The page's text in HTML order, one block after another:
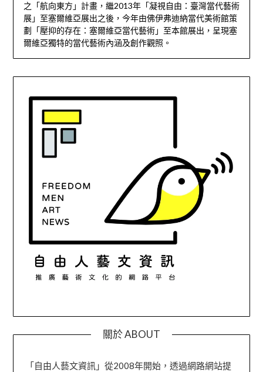
之「航向東方」計畫，繼2013年「凝視自由：臺灣當代藝術
展」至塞爾維亞展出之後，今年由佛伊弗迪納當代美術館策
劃「壓抑的存在：塞爾維亞當代藝術」至本館展出，呈現塞
爾維亞獨特的當代藝術內涵及創作觀照。
關於 ABOUT
「自由人藝文資訊」從2008年開始，透過網路網站提